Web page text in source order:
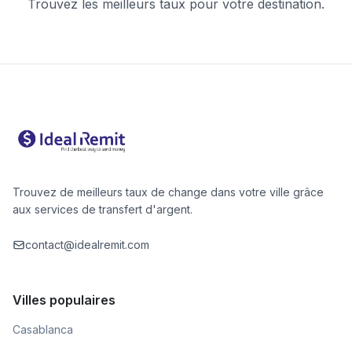
Trouvez les meilleurs taux pour votre destination.
Trouvez de meilleurs taux de change dans votre ville grâce
aux services de transfert d'argent.
contact@idealremit.com
Villes populaires
Casablanca